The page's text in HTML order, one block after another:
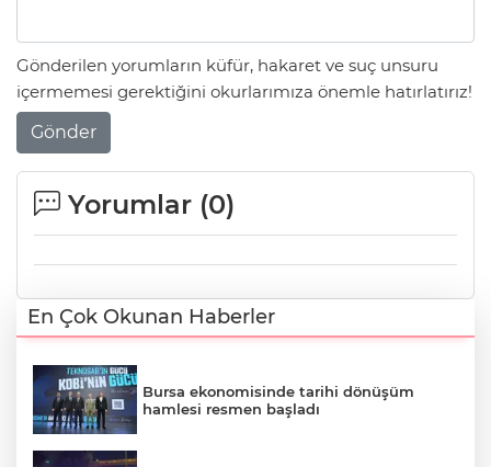
Gönderilen yorumların küfür, hakaret ve suç unsuru
içermemesi gerektiğini okurlarımıza önemle hatırlatırız!
Gönder
Yorumlar (0)
En Çok Okunan Haberler
Bursa ekonomisinde tarihi dönüşüm
hamlesi resmen başladı